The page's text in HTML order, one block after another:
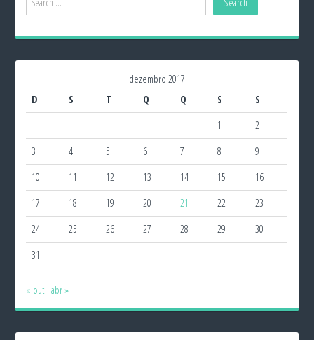
dezembro 2017
D
S T Q Q S
S
1
2
3
4 5 6 7 8
9
10
11 12 13 14 15
16
17
18 19 20 21 22
23
24
25 26 27 28 29
30
31
« out abr »